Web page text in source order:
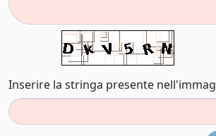
Inserire la stringa presente